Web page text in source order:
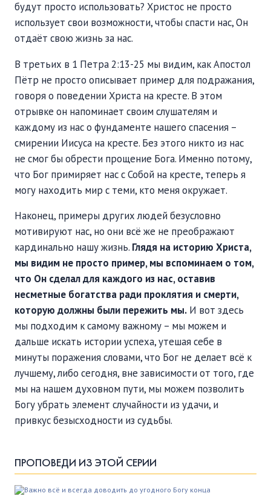
будут просто использовать? Христос не просто
использует свои возможности, чтобы спасти нас, Он
отдаёт свою жизнь за нас.
В третьих в 1 Петра 2:13-25 мы видим, как Апостол
Пётр не просто описывает пример для подражания,
говоря о поведении Христа на кресте. В этом
отрывке он напоминает своим слушателям и
каждому из нас о фундаменте нашего спасения –
смирении Иисуса на кресте. Без этого никто из нас
не смог бы обрести прощение Бога. Именно потому,
что Бог примиряет нас с Собой на кресте, теперь я
могу находить мир с теми, кто меня окружает.
Наконец, примеры других людей безусловно
мотивируют нас, но они всё же не преображают
кардинально нашу жизнь. Глядя на историю Христа,
мы видим не просто пример, мы вспоминаем о том,
что Он сделал для каждого из нас, оставив
несметные богатства ради проклятия и смерти,
которую должны были пережить мы. И вот здесь
мы подходим к самому важному – мы можем и
дальше искать истории успеха, утешая себе в
минуты поражения словами, что Бог не делает всё к
лучшему, либо сегодня, вне зависимости от того, где
мы на нашем духовном пути, мы можем позволить
Богу убрать элемент случайности из удачи, и
привкус безысходности из судьбы.
ПРОПОВЕДИ ИЗ ЭТОЙ СЕРИИ